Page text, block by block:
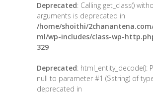
Deprecated: Calling get_class()
arguments is deprecated in
/home/shoithi/
ml/wp-includes/class-wp-
329
Deprecated: html_entity_decode():
null to parameter #1 ($string) of
deprecated in